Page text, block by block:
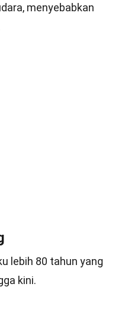
menyebabkan
lebih 80 tahun yang
kini.